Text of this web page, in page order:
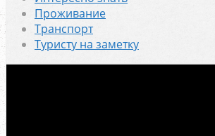
Проживание
Транспорт
Туристу на заметку